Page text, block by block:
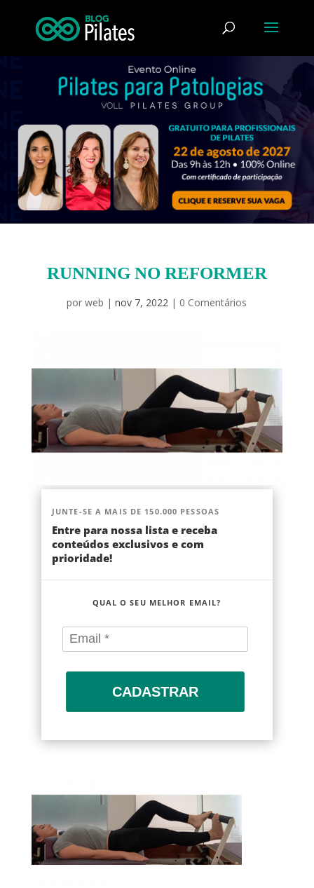
RUNNING NO REFORMER
porweb |nov 7, 2022 | 0 Comentários
JUNTE-SE A MAIS DE 150.000 PESSOAS
Entre para nossa lista e receba
conteúdos exclusivos e com
prioridade!
QUAL O SEU MELHOR EMAIL?
CADASTRAR